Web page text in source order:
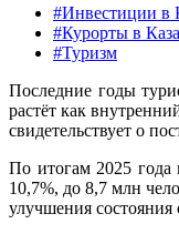
#Инвестиции в
#Курорты в
#Туризм
Последние годы
растёт как
свидетельствует о
По итогам 2025 года
10,7%, до 8,7 млн
улучшения состояния